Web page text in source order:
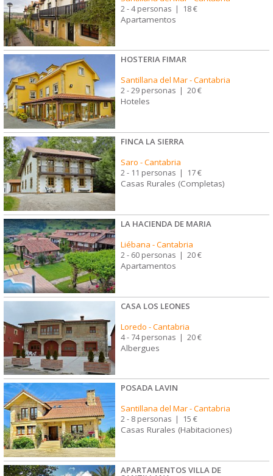
2 - 4 personas | 18 €
Apartamentos
HOSTERIA FIMAR
Santillana del Mar-Cantabria
2 - 29 personas | 20 €
Hoteles
FINCA LA SIERRA
Saro -Cantabria
2 - 11 personas | 17 €
Casas Rurales (Completas)
LA HACIENDA DE MARIA
Liébana -Cantabria
2 - 60 personas | 20 €
Apartamentos
CASA LOS LEONES
Loredo -Cantabria
4 - 74 personas | 20 €
Albergues
POSADA LAVIN
Santillana del Mar-Cantabria
2 - 8 personas | 15 €
Casas Rurales (Habitaciones)
APARTAMENTOS VILLA DE